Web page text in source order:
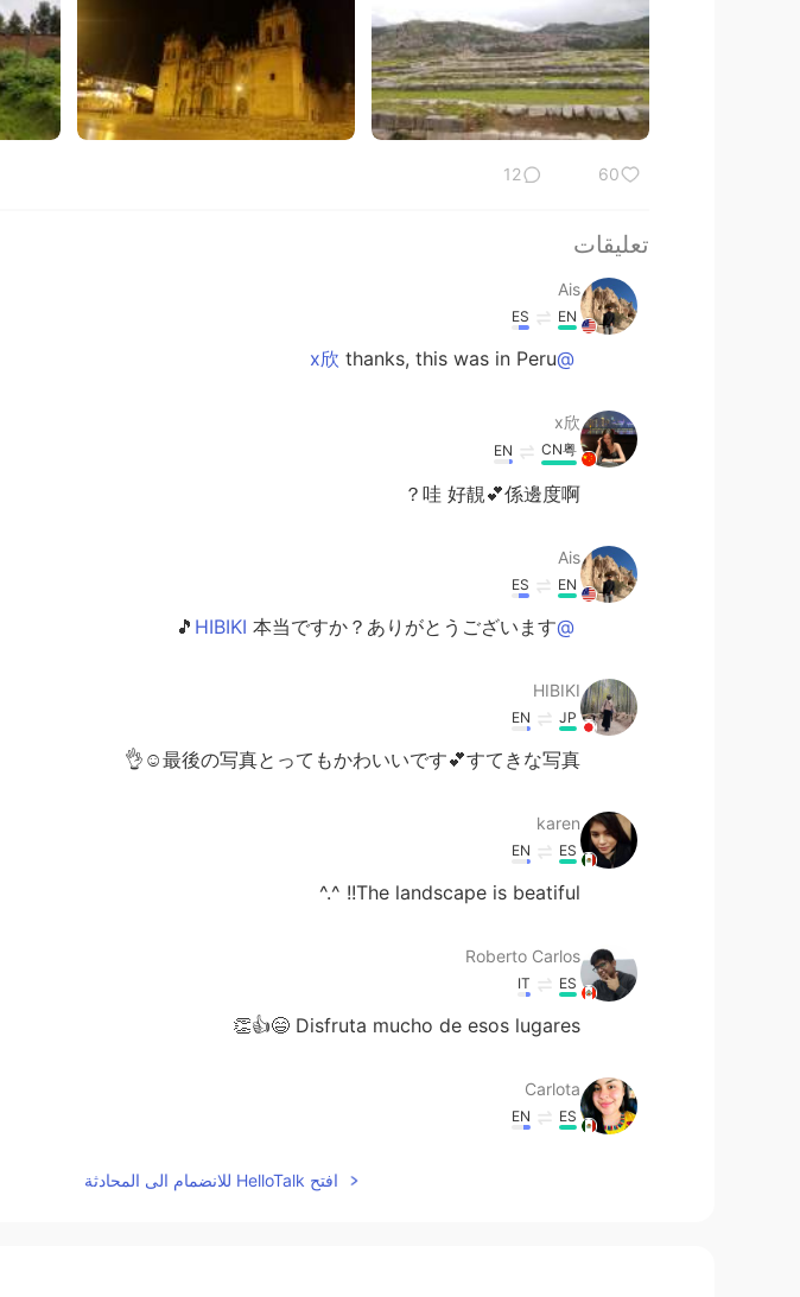
60
12
تعليقات
Ais
EN
ES
@x欣
thanks, this was in Peru
x欣
CN粤
EN
哇 好靚💕係邊度啊？
Ais
EN
ES
@HIBIKI
本当ですか？ありがとうございます🎵
HIBIKI
JP
EN
最後の写真とってもかわいいです💕すてきな写真☺️👌
karen
ES
EN
The landscape is beatiful!! ^.^
Roberto Carlos
ES
IT
Disfruta mucho de esos lugares 😄👍👏
Carlota
ES
EN
افتح HelloTalk للانضمام الى المحادثة